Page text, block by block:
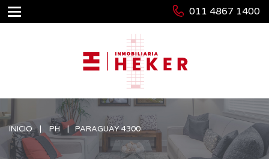
011 4867 1400
INICIO PH PARAGUAY 4300